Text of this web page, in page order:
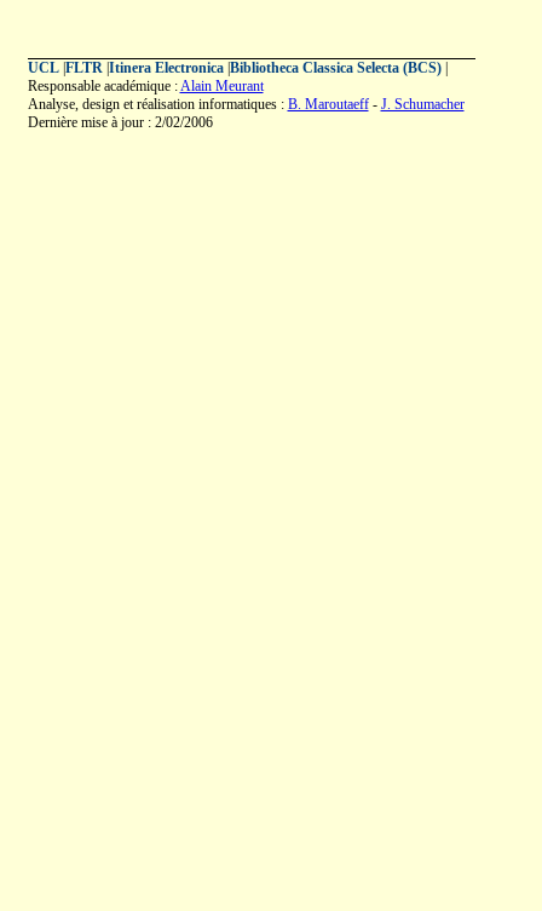
UCL| FLTR| Itinera Electronica| Bibliotheca Classica Selecta (BCS)|
Responsable académique :Alain Meurant
Analyse, design et réalisation informatiques : B. Maroutaeff- J. Schumacher
Dernière mise à jour : 2/02/2006